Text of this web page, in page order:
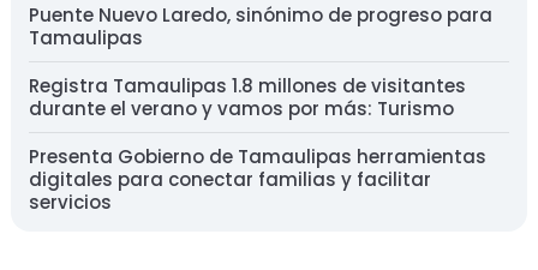
Puente Nuevo Laredo, sinónimo de progreso para
Tamaulipas
Registra Tamaulipas 1.8 millones de visitantes
durante el verano y vamos por más: Turismo
Presenta Gobierno de Tamaulipas herramientas
digitales para conectar familias y facilitar
servicios